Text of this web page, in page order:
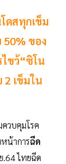
ดสทุกเข็ม
50% ของ
ขว้“ซิโน
2 เข็มใน
วบคุมโรค
น้าการฉีด
ไทยฉีด